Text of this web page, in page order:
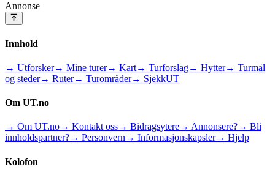
Annonse
Innhold
→ Utforsker→ Mine turer→ Kart→ Turforslag→ Hytter→ Turmål
og steder→ Ruter→ Turområder→ SjekkUT
Om UT.no
→ Om UT.no→ Kontakt oss→ Bidragsytere→ Annonsere?→ Bli
innholdspartner?→ Personvern→ Informasjonskapsler→ Hjelp
Kolofon